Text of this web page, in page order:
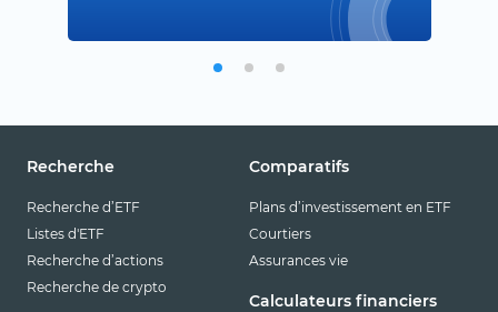
Recherche
Recherche d’ETF
Listes d'ETF
Recherche d’actions
Recherche de crypto
Comparatifs
Plans d’investissement en ETF
Courtiers
Assurances vie
Calculateurs financiers